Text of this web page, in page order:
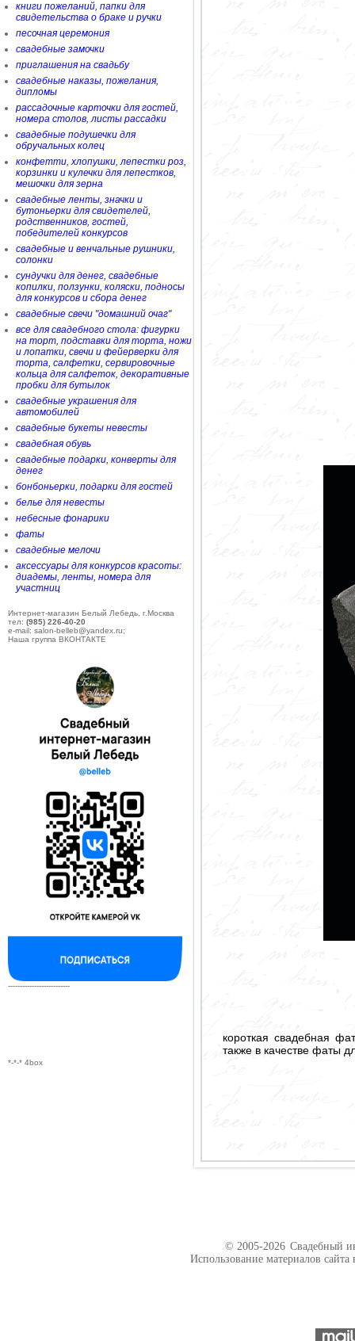
книги пожеланий, папки для
свидетельства о браке и ручки
песочная церемония
свадебные замочки
приглашения на свадьбу
свадебные наказы, пожелания,
дипломы
рассадочные карточки для гостей,
номера столов, листы рассадки
свадебные подушечки для
обручальных колец
конфетти, хлопушки, лепестки роз,
корзинки и кулечки для лепестков,
мешочки для зерна
свадебные ленты, значки и
бутоньерки для свидетелей,
родственников, гостей,
победителей конкурсов
свадебные и венчальные рушники,
солонки
сундучки для денег, свадебные
копилки, ползунки, коляски, подносы
для конкурсов и сбора денег
свадебные свечи "домашний очаг"
все для свадебного стола: фигурки
на торт, подставки для торта, ножи
и лопатки, свечи и фейерверки для
торта, салфетки, сервировочные
кольца для салфеток, декоративные
пробки для бутылок
свадебные украшения для
автомобилей
свадебные букеты невесты
свадебная обувь
свадебные подарки, конверты для
денег
бонбоньерки, подарки для гостей
белье для невесты
небесные фонарики
фаты
свадебные мелочи
аксессуары для конкурсов красоты:
диадемы, ленты, номера для
участниц
Интернет-магазин Белый Лебедь, г.Москва
тел: (985) 226-40-20
e-mail: salon-belleb@yandex.ru;
Наша группа ВКОНТАКТЕ
--------------------------
*-*-* 4box
короткая свадебная
также в качестве фаты
© 2005-2026 Свадебный
Использование материалов